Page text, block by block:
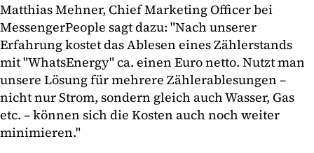
Matthias Mehner, Chief Marketing Officer bei
MessengerPeople sagt dazu: "Nach unserer
Erfahrung kostet das Ablesen eines Zählerstands
mit "WhatsEnergy" ca. einen Euro netto. Nutzt man
unsere Lösung für mehrere Zählerablesungen –
nicht nur Strom, sondern gleich auch Wasser, Gas
etc. – können sich die Kosten auch noch weiter
minimieren."